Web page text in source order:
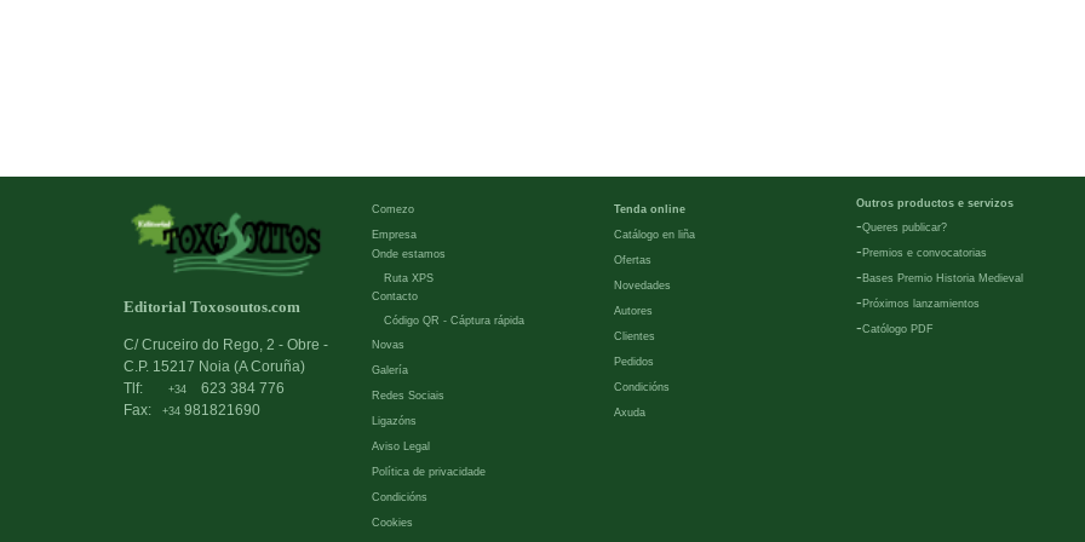
Editorial Toxosoutos.com
C/ Cruceiro do Rego, 2 - Obre -
C.P. 15217 Noia (A Coruña)
Tlf:
+34
623 384 776
Fax:
+34 981821690
Comezo
Empresa
Onde estamos
Ruta XPS
Contacto
Código QR - Cáptura rápida
Novas
Galería
Redes Sociais
Ligazóns
Aviso Legal
Política de privacidade
Condicións
Cookies
Tenda online
Catálogo en liña
Ofertas
Novedades
Autores
Clientes
Pedidos
Condicións
Axuda
Outros productos e servizos
-Queres publicar?
- Premios e convocatorias
- Bases Premio Historia Medieval
- Próximos lanzamientos
-Católogo PDF